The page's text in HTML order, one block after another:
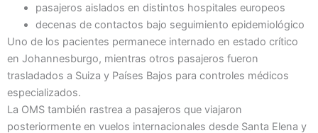
pasajeros aislados en distintos hospitales europeos
decenas de contactos bajo seguimiento epidemiológico
Uno de los pacientes permanece internado en estado crítico
en Johannesburgo, mientras otros pasajeros fueron
trasladados a Suiza y Países Bajos para controles médicos
especializados.
La OMS también rastrea a pasajeros que viajaron
posteriormente en vuelos internacionales desde Santa Elena y